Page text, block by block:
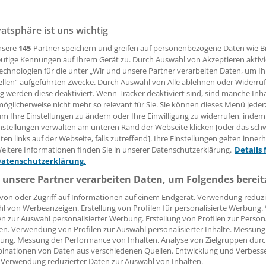
Bonn entwickeln ein neuartiges Testverfahren
zeigten die Verschaltungen im "gläsernen" Gehirn
07:04 Uhr
ist uns wichtig
145-Partner speichern und greifen auf personenbezogene Daten wie
Kennungen auf Ihrem Gerät zu. Durch Auswahl von Akzeptieren
für die unter „Wir und unsere Partner verarbeiten Daten, um
aufgeführten Zwecke. Durch Auswahl von Alle ablehnen oder
werden diese deaktiviert. Wenn Tracker deaktiviert sind, sind manche
nicht mehr so relevant für Sie. Sie können dieses Menü
Ihre Einstellungen zu ändern oder Ihre Einwilligung zu widerrufen, indem
verwalten am unteren Rand der Webseite klicken [oder das
links auf der Webseite, falls zutreffend]. Ihre Einstellungen gelten
Informationen finden Sie in unserer Datenschutzerklärung. Details
Partner verarbeiten Daten, um Folgendes
oder Zugriff auf Informationen auf einem Endgerät. Verwendung
von Werbeanzeigen. Erstellung von Profilen für personalisierte
zur Auswahl personalisierter Werbung. Erstellung von Profilen zur
Verwendung von Profilen zur Auswahl personalisierter Inhalte.
Messung der Performance von Inhalten. Analyse von Zielgruppen
von Daten aus verschiedenen Quellen. Entwicklung und
reduzierter Daten zur Auswahl von Inhalten.